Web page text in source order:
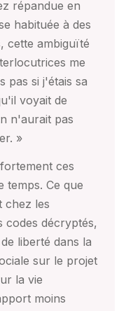
répandue en
habituée à des
cette ambiguïté
me
pas si j'étais sa
voyait de
n'aurait pas
»
ces
temps. Ce que
chez les
codes décryptés,
liberté dans la
sur le projet
la vie
moins